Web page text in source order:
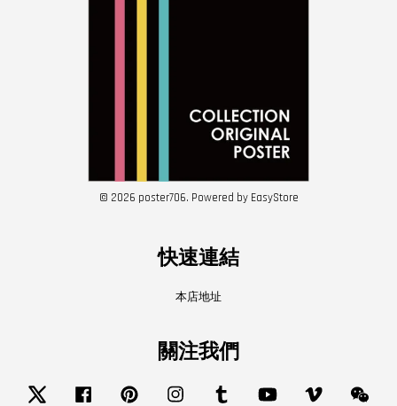
© 2026 poster706. Powered by EasyStore
快速連結
本店地址
關注我們
Twitter Facebook Pinterest Instagram Tumblr YouTube Vimeo